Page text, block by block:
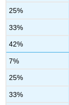
25%
33%
42%
7%
25%
33%